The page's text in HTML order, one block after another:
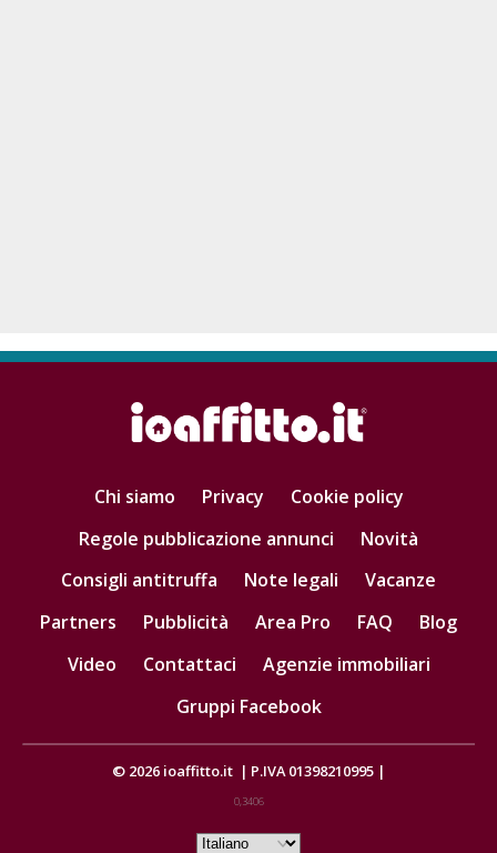
Chi siamo Privacy
Cookie policy
Regole pubblicazione annunci
Novità
Consigli antitruffa
Note legali
Vacanze
Partners
Pubblicità Area Pro FAQ
Blog
Video
Contattaci
Agenzie immobiliari
Gruppi Facebook
© 2026 ioaffitto.it | P.IVA 01398210995 |
0,3406